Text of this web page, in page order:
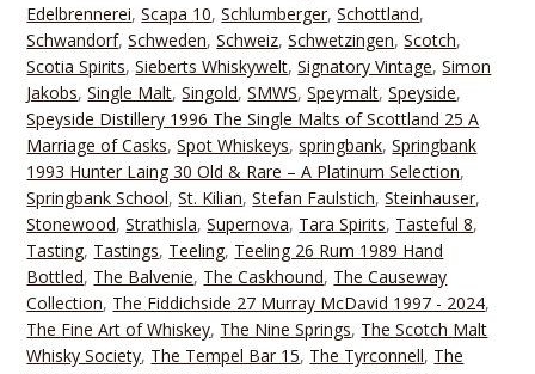
Edelbrennerei,Scapa 10,Schlumberger,Schottland,
Schwandorf,Schweden,Schweiz,Schwetzingen,Scotch,
Scotia Spirits,Sieberts Whiskywelt,Signatory Vintage,Simon
Jakobs,Single Malt,Singold,SMWS,Speymalt,Speyside,
Speyside Distillery 1996 The Single Malts of Scottland 25 A
Marriage of Casks,Spot Whiskeys,springbank,Springbank
1993 Hunter Laing 30 Old & Rare – A Platinum Selection,
Springbank School,St. Kilian,Stefan Faulstich,Steinhauser,
Stonewood,Strathisla,Supernova, Tara Spirits, Tasteful 8,
Tasting, Tastings, Teeling, Teeling 26 Rum 1989 Hand
Bottled, The Balvenie, The Caskhound, The Causeway
Collection, The Fiddichside 27 Murray McDavid 1997 - 2024,
The Fine Art of Whiskey, The Nine Springs, The Scotch Malt
Whisky Society, The Tempel Bar 15, The Tyrconnell, The